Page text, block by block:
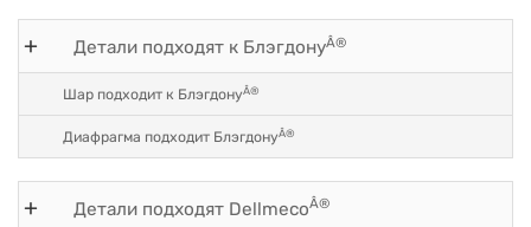
Детали подходят к БлэгдонуÂ®
Шар подходит к БлэгдонуÂ®
Диафрагма подходит БлэгдонуÂ®
Детали подходят DellmecoÂ®